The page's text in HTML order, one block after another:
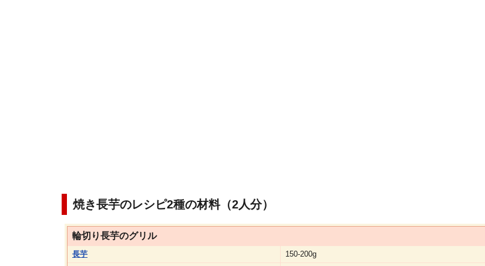
焼き長芋のレシピ2種の材料（2人分）
輪切り長芋のグリル
長芋
150-200g